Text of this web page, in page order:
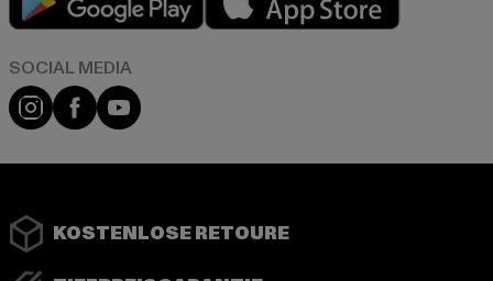
Instagram
FacebookYouTube
KOSTENLOSE RETOURE